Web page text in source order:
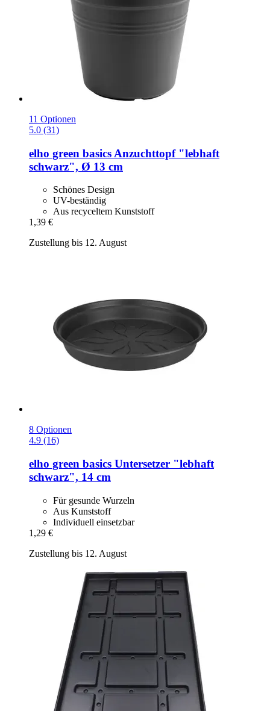
11 Optionen
5.0 (31)
elho green basics Anzuchttopf "lebhaft
schwarz", Ø 13 cm
Schönes Design
UV-beständig
Aus recyceltem Kunststoff
1,39 €
Zustellung bis 12. August
8 Optionen
4.9 (16)
elho green basics Untersetzer "lebhaft
schwarz", 14 cm
Für gesunde Wurzeln
Aus Kunststoff
Individuell einsetzbar
1,29 €
Zustellung bis 12. August